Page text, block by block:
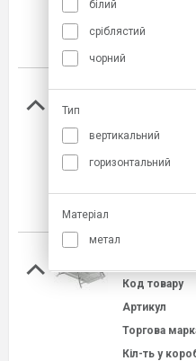
білий
сріблястий
чорний
Тип
вертикальний
горизонтальний
Матеріал
метал
Кіл-ть у
Артикул
Торгова марка
Лоток
Код товару
Артикул
Торгова
Кіл-ть у